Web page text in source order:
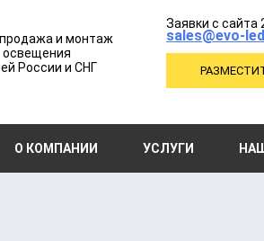
и монтаж
освещения
России и СНГ
Заявки с сайта
sales@evo-
О КОМПАНИИ УСЛУГИ